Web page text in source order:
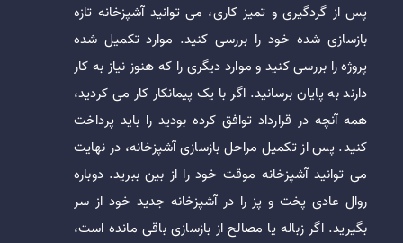
پس از گردگیری و تمیز کاری، می توانید آشپزخانه تازه
بازسازی شده خود را بررسی کنید. موارد تکمیل شده
پروژه را بررسی کنید و موارد دیگری را که هنوز نیاز به کار
دارند به پایان برسانید. اگر با یک پیمانکار کار می کردید،
همه آنچه در قرارداد توافق کرده بودید را باید پرداخت
کنید. پس از تکمیل مراحل بازسازی آشپزخانه، در نهایت
می توانید آشپزخانه موقت خود را از بین ببرید. دوباره
روال عادی پخت و پز را در آشپزخانه جدید خود از سر
بگیرید. اگر زباله یا مصالح از بازسازی باقی مانده است،